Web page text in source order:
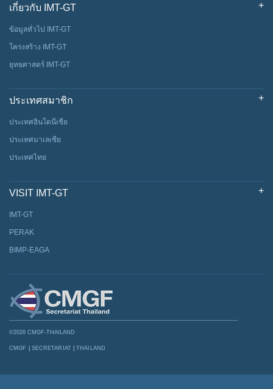
เกี่ยวกับ IMT-GT
ข้อมูลทั่วไป IMT-GT
โครงสร้าง IMT-GT
ยุทธศาสตร์ IMT-GT
ประเทศสมาชิก
ประเทศอินโดนีเซีย
ประเทศมาเลเซีย
ประเทศไทย
VISIT IMT-GT
IMT-GT
PERAK
BIMP-EAGA
©2026 CMGF-THAILAND
CMGF SECRETARIAT|THAILAND